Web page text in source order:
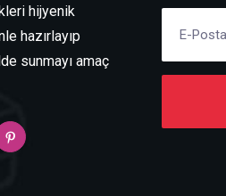
hijyenik
hazırlayıp
sunmayı amaç